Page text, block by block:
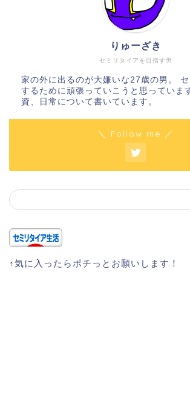
セミリタイアを目指す男
りゅーざき
家の外に出るのが大嫌いな27歳の男。
するために頑張っていこうと思っていま
資、日常について書いています。
＼ Follow me ／
↑気に入ったらポチっとお願いします！